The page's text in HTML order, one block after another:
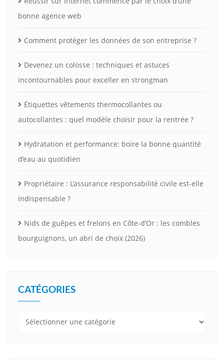
bonne agence web
Comment protéger les données de son entreprise ?
Devenez un colosse : techniques et astuces
incontournables pour exceller en strongman
Étiquettes vêtements thermocollantes ou
autocollantes : quel modèle choisir pour la rentrée ?
Hydratation et performance: boire la bonne quantité
d’eau au quotidien
Propriétaire : L’assurance responsabilité civile est-elle
indispensable ?
Nids de guêpes et frelons en Côte-d’Or : les combles
bourguignons, un abri de choix (2026)
CATÉGORIES
Catégories